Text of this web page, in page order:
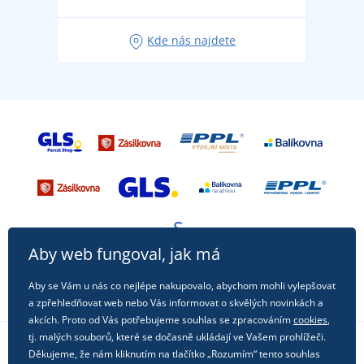
Kde nás najdete
Sledujte nás na sociálních sítích
Aby web fungoval, jak má
Aby se Vám u nás co nejlépe nakupovalo, abychom mohli vylepšovat
a zpřehledňovat web nebo Vás informovat o skvělých novinkách a
akcích. Proto od Vás potřebujeme souhlas se zpracovánímcookies,
tj. malých souborů, které se dočasně ukládají ve Vašem prohlížeči.
Děkujeme, že nám kliknutím na tlačítko „Rozumím“ tento souhlas